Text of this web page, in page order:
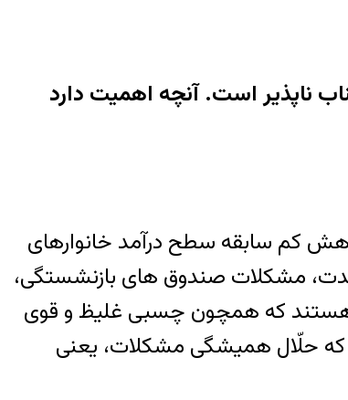
ناپذیر است. آنچه اهمیت دارد
کم سابقه سطح درآمد خانوارهای
در بازه زمانی میان مدت، مشکلات صندوق های بازنشستگی،
هستند که همچون چسبی غلیظ و قوی
که حلّال همیشگی مشکلات، یعنی